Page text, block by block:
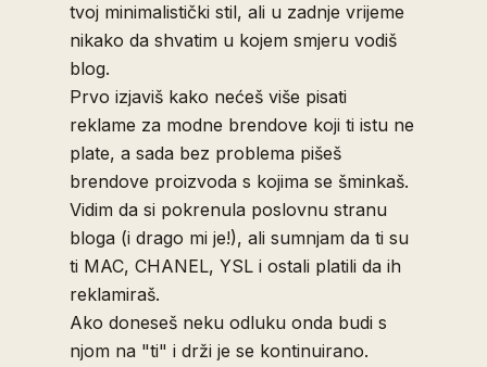
tvoj minimalistički stil, ali u zadnje vrijeme
nikako da shvatim u kojem smjeru vodiš
blog.
Prvo izjaviš kako nećeš više pisati
reklame za modne brendove koji ti istu ne
plate, a sada bez problema pišeš
brendove proizvoda s kojima se šminkaš.
Vidim da si pokrenula poslovnu stranu
bloga (i drago mi je!), ali sumnjam da ti su
ti MAC, CHANEL, YSL i ostali platili da ih
reklamiraš.
Ako doneseš neku odluku onda budi s
njom na "ti" i drži je se kontinuirano.